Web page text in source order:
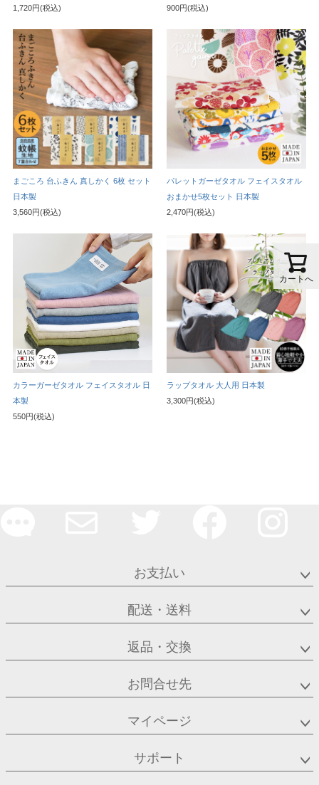
1,720円(税込)
900円(税込)
まごころ 台ふきん 真しかく 6枚 セット
日本製
3,560円(税込)
パレットガーゼタオル フェイスタオル
おまかせ5枚セット 日本製
2,470円(税込)
カラーガーゼタオル フェイスタオル 日
本製
550円(税込)
ラップタオル 大人用 日本製
3,300円(税込)
お支払い
配送・送料
返品・交換
お問合せ先
マイページ
サポート
カートへ